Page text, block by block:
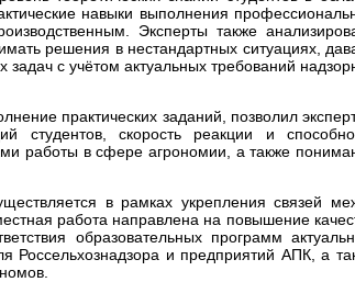
навыки выполнения
Эксперты также
решения в нестандартных ситуациях,
с учётом актуальных требований
практических заданий, позволил
студентов, скорость реакции и
работы в сфере агрономии, а также
в рамках укрепления связей
работа направлена на повышение
образовательных программ
Россельхознадзора и предприятий АПК, а